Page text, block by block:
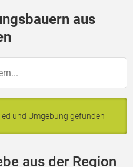
aus
und Umgebung gefunden
aus der Region